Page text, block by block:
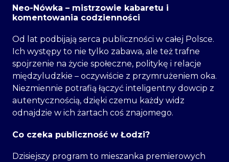
Neo-Nówka – mistrzowie kabaretu i
komentowania codzienności
Od lat podbijają serca publiczności w całej Polsce.
Ich występy to nie tylko zabawa, ale też trafne
spojrzenie na życie społeczne, politykę i relacje
międzyludzkie – oczywiście z przymrużeniem oka.
Niezmiennie potrafią łączyć inteligentny dowcip z
autentycznością, dzięki czemu każdy widz
odnajdzie w ich żartach coś znajomego.
Co czeka publiczność w Łodzi?
Dzisiejszy program to mieszanka premierowych